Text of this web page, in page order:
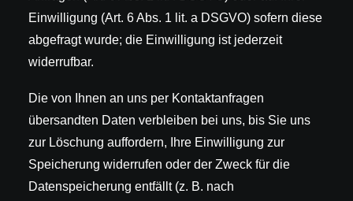
Einwilligung (Art. 6 Abs. 1 lit. a DSGVO) sofern diese
abgefragt wurde; die Einwilligung ist jederzeit
widerrufbar.
Die von Ihnen an uns per Kontaktanfragen
übersandten Daten verbleiben bei uns, bis Sie uns
zur Löschung auffordern, Ihre Einwilligung zur
Speicherung widerrufen oder der Zweck für die
Datenspeicherung entfällt (z. B. nach